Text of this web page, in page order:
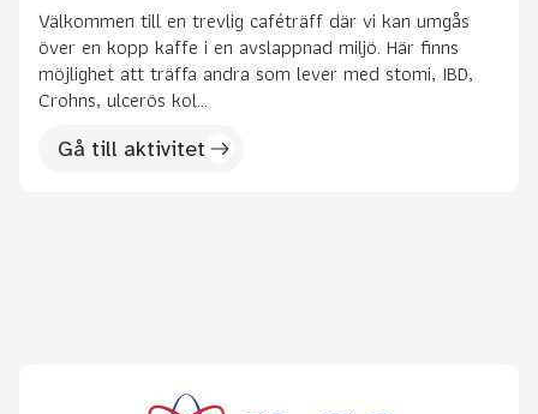
Välkommen till en trevlig caféträff där vi kan umgås
över en kopp kaffe i en avslappnad miljö. Här finns
möjlighet att träffa andra som lever med stomi, IBD,
Crohns, ulcerös kol...
Gå till aktivitet